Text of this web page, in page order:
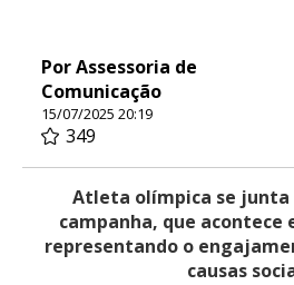
Por Assessoria de
Comunicação
15/07/2025 20:19
349
Atleta olímpica se junta
campanha, que acontece
representando o
causas